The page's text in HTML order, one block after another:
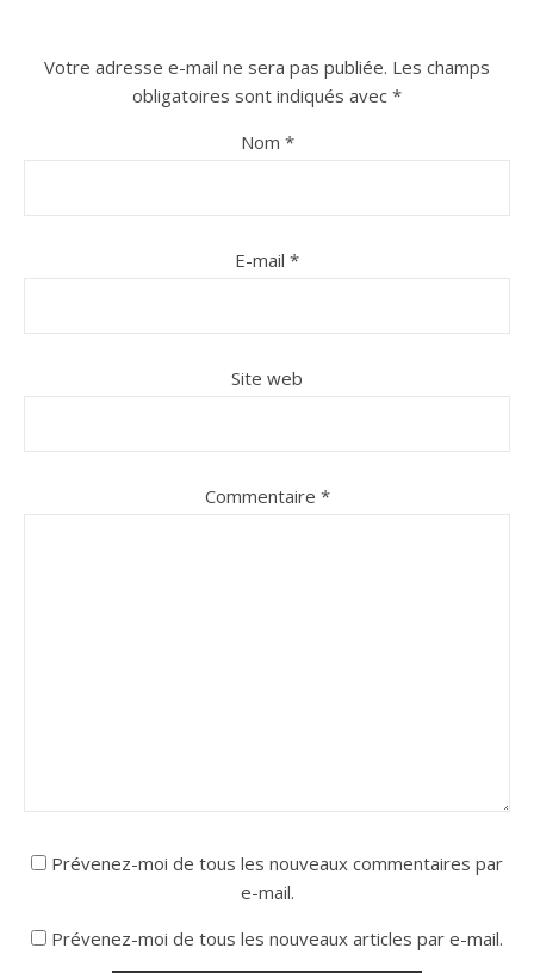
Votre adresse e-mail ne sera pas publiée. Les champs
obligatoires sont indiqués avec *
Nom *
E-mail *
Site web
Commentaire *
Prévenez-moi de tous les nouveaux commentaires par
e-mail.
Prévenez-moi de tous les nouveaux articles par e-mail.